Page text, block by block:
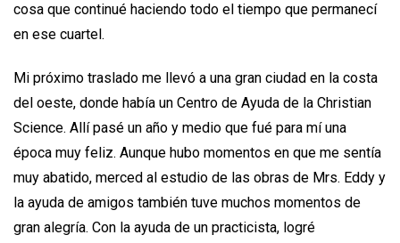
cosa que continué haciendo todo el tiempo que permanecí
en ese cuartel.
Mi próximo traslado me llevó a una gran ciudad en la costa
del oeste, donde había un Centro de Ayuda de la Christian
Science. Allí pasé un año y medio que fué para mí una
época muy feliz. Aunque hubo momentos en que me sentía
muy abatido, merced al estudio de las obras de Mrs. Eddy y
la ayuda de amigos también tuve muchos momentos de
gran alegría. Con la ayuda de un practicista, logré